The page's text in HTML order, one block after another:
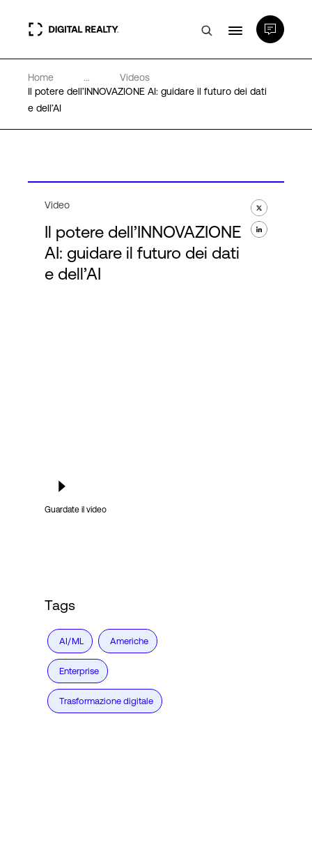
Data center
PlatformDIGITAL®
Chi Siamo
Home ...
Videos
Il potere dell’INNOVAZIONE AI: guidare il futuro dei dati
e dell’AI
Video
Il potere dell’INNOVAZIONE
AI: guidare il futuro dei dati
e dell’AI
Guardate il video
Tags
AI/ML Americhe
Enterprise
Trasformazione digitale